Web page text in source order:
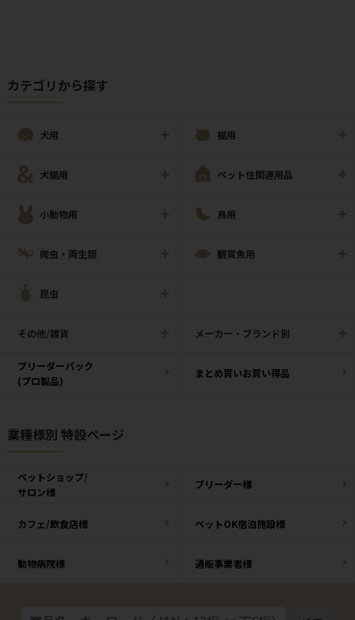
カテゴリから探す
犬用 猫用
犬猫用 ペット住関連用品
小動物用 鳥用
爬虫・両生類 観賞魚用
昆虫
その他/雑貨 メーカー・ブランド別
ブリーダーパック
(プロ製品)
まとめ買いお買い得品
業種様別 特設ページ
ペットショップ/
サロン様
ブリーダー様
カフェ/飲食店様 ペットOK宿泊施設様
動物病院様 通販事業者様